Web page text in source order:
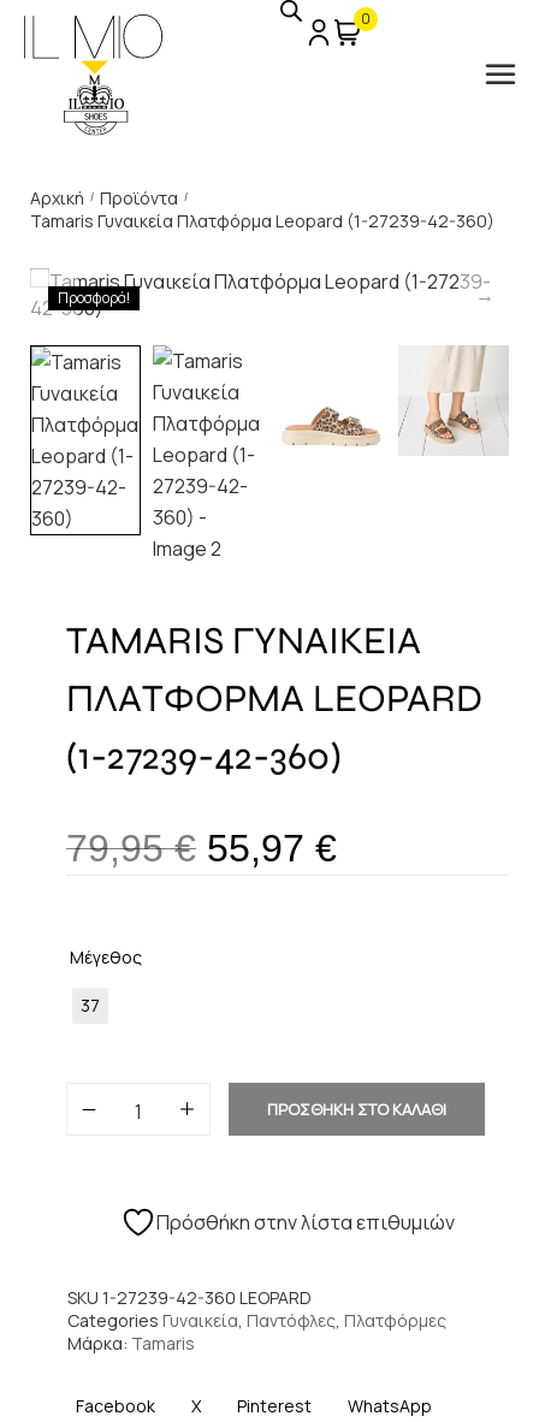
0
Αρχική / Προϊόντα /
Tamaris Γυναικεία Πλατφόρμα Leopard (1-27239-42-360)
Προσφορά!
TAMARIS ΓΥΝΑΙΚΕΙΑ
ΠΛΑΤΦΟΡΜΑ LEOPARD
(1-27239-42-360)
79,95€ 55,97 €
Μέγεθος
37
ΠΡΟΣΘΗΚΗ ΣΤΟ ΚΑΛΑΘΙ
Πρόσθήκη στην λίστα επιθυμιών
SKU 1-27239-42-360 LEOPARD
Categories Γυναικεία, Παντόφλες, Πλατφόρμες
Μάρκα: Tamaris
Facebook X Pinterest WhatsApp